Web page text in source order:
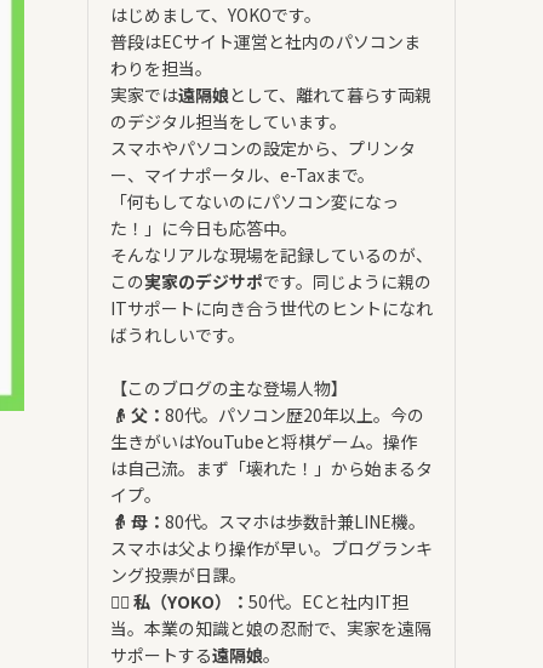
はじめまして、YOKOです。
普段はECサイト運営と社内のパソコンま
わりを担当。
実家では遠隔娘として、離れて暮らす両親
のデジタル担当をしています。
スマホやパソコンの設定から、プリンタ
ー、マイナポータル、e-Taxまで。
「何もしてないのにパソコン変になっ
た！」に今日も応答中。
そんなリアルな現場を記録しているのが、
この実家のデジサポです。同じように親の
ITサポートに向き合う世代のヒントになれ
ばうれしいです。
【このブログの主な登場人物】
👴 父： 80代。パソコン歴20年以上。今の
生きがいはYouTubeと将棋ゲーム。操作
は自己流。まず「壊れた！」から始まるタ
イプ。
👵 母： 80代。スマホは歩数計兼LINE機。
スマホは父より操作が早い。ブログランキ
ング投票が日課。
🙋‍♀️ 私（YOKO）： 50代。ECと社内IT担
当。本業の知識と娘の忍耐で、実家を遠隔
サポートする遠隔娘。